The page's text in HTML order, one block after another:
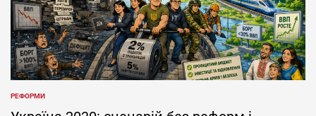
POSTED
IN
РЕФОРМИ